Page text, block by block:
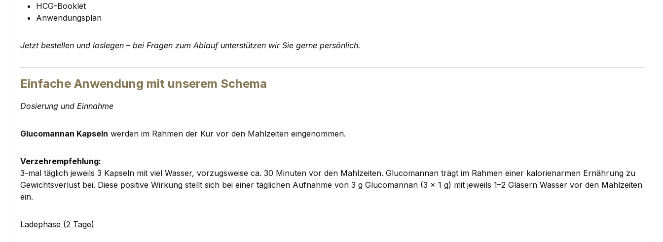
HCG-Booklet
Anwendungsplan
Jetzt bestellen und loslegen – bei Fragen zum Ablauf unterstützen wir Sie gerne persönlich.
Einfache Anwendung mit unserem Schema
Dosierung und Einnahme
Glucomannan Kapseln werden im Rahmen der Kur vor den Mahlzeiten eingenommen.
Verzehrempfehlung:
3-mal täglich jeweils 3 Kapseln mit viel Wasser, vorzugsweise ca. 30 Minuten vor den Mahlzeiten. Glucomannan trägt im Rahmen einer kalorienarmen Ernährung zu
Gewichtsverlust bei. Diese positive Wirkung stellt sich bei einer täglichen Aufnahme von 3 g Glucomannan (3 × 1 g) mit jeweils 1–2 Gläsern Wasser vor den Mahlzeiten
ein.
Ladephase (2 Tage)